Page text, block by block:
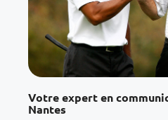
Votre expert en
Nantes